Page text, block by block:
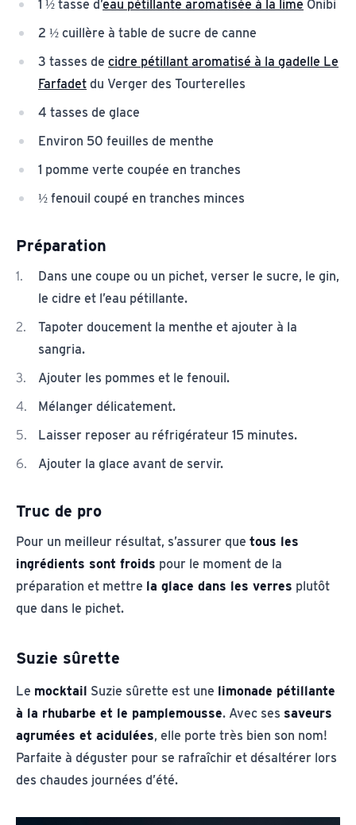
1 ½ tasse d’eau pétillante aromatisée à la lime Onibi
2 ½ cuillère à table de sucre de canne
3 tasses de cidre pétillant aromatisé à la gadelle Le
Farfadet du Verger des Tourterelles
4 tasses de glace
Environ 50 feuilles de menthe
1 pomme verte coupée en tranches
½ fenouil coupé en tranches minces
Préparation
Dans une coupe ou un pichet, verser le sucre, le gin,
le cidre et l’eau pétillante.
Tapoter doucement la menthe et ajouter à la
sangria.
Ajouter les pommes et le fenouil.
Mélanger délicatement.
Laisser reposer au réfrigérateur 15 minutes.
Ajouter la glace avant de servir.
Truc de pro
Pour un meilleur résultat, s’assurer que tous les
ingrédients sont froids pour le moment de la
préparation et mettre la glace dans les verres plutôt
que dans le pichet.
Suzie sûrette
Le mocktail Suzie sûrette est une limonade pétillante
à la rhubarbe et le pamplemousse. Avec ses saveurs
agrumées et acidulées, elle porte très bien son nom!
Parfaite à déguster pour se rafraîchir et désaltérer lors
des chaudes journées d’été.